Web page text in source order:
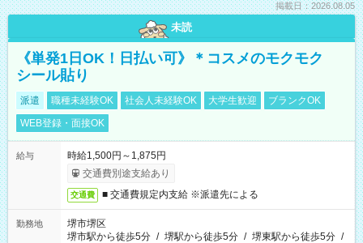
掲載日：2026.08.05
未読
《単発1日OK！日払い可》＊コスメのモクモク
シール貼り
派遣 職種未経験OK 社会人未経験OK 大学生歓迎
ブランクOK
WEB登録・面接OK
給与
時給1,500円～1,875円
交通費別途支給あり
交通費 ■ 交通費規定内支給 ※派遣先による
勤務地
堺市堺区
堺市駅から徒歩5分 / 堺駅から徒歩5分 / 堺東駅から徒歩5分 /